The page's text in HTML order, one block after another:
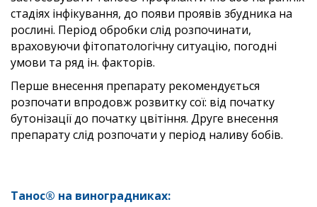
стадіях інфікування, до появи проявів збудника на
рослині. Період обробки слід розпочинати,
враховуючи фітопатологічну ситуацію, погодні
умови та ряд ін. факторів.
Перше внесення препарату рекомендується
розпочати впродовж розвитку сої: від початку
бутонізації до початку цвітіння. Друге внесення
препарату слід розпочати у період наливу бобів.
Танос® на виноградниках: